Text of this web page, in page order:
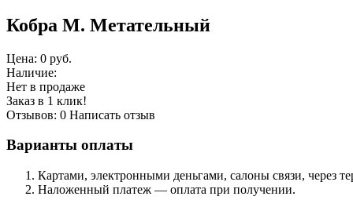
Кобра М. Метательный
Цена: 0 руб.
Наличие:
Нет в продаже
Заказ в 1 клик!
Отзывов: 0 Написать отзыв
Варианты оплаты
Картами, электронными деньгами, салоны связи, через
Наложенный платеж — оплата при получении.